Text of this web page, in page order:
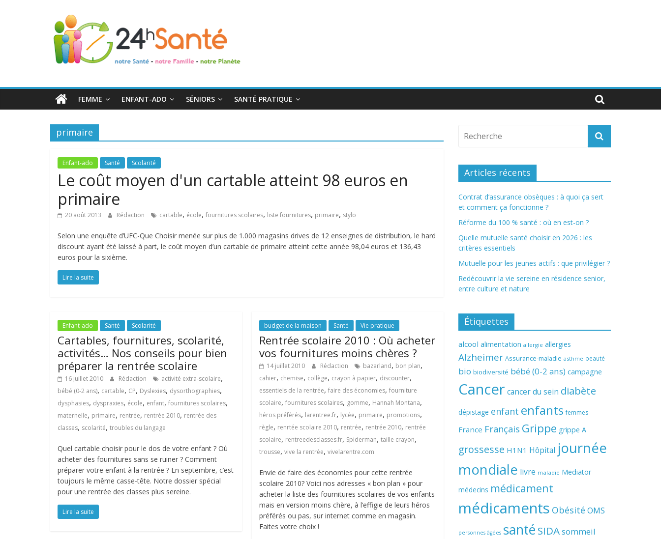
24h
Santé
toute
famille
FEMME ENFANT-ADO SÉNIORS SANTÉ PRATIQUE
primaire
Enfant-ado Santé Scolarité
Le coût moyen d'un cartable atteint 98 euros en
primaire
20 août 2013 Rédaction cartable, école, fournitures scolaires, liste fournitures, primaire, stylo
Selon une enquête d’UFC-Que Choisir menée sur plus de 1.000 magasins drives de 12 enseignes de distribution, le hard
discount ayant été laissé à part, le coût moyen d’un cartable de primaire atteint cette année 98,04 euros et 136,43
euros pour la sixième.
Lire la suite
Enfant-ado Santé Scolarité
Cartables, fournitures, scolarité,
activités… Nos conseils pour bien
préparer la rentrée scolaire
16 juillet 2010 Rédaction activité extra-scolaire,
bébé (0-2 ans), cartable, CP, Dyslexies, dysorthographies,
dysphasies, dyspraxies, école, enfant, fournitures scolaires,
maternelle, primaire, rentrée, rentrée 2010, rentrée des
classes, scolarité, troubles du langage
Quel cartable choisir pour le dos de votre enfant ? Où
acheter des fournitures sans se ruiner ? Comment
préparer votre enfant à la rentrée ? En septembre, c’est
toujours le même casse-tête. Notre dossier spécial
pour une rentrée des classes plus sereine.
Lire la suite
budget de la maison Santé Vie pratique
Rentrée scolaire 2010 : Où acheter
vos fournitures moins chères ?
14 juillet 2010 Rédaction bazarland, bon plan,
cahier, chemise, collège, crayon à papier, discounter,
essentiels de la rentrée,faire des économies,fourniture
scolaire,fournitures scolaires, gomme, Hannah Montana,
héros préférés, larentree.fr, lycée, primaire, promotions,
règle, renrtée scolaire 2010, rentrée, rentrée 2010, rentrée
scolaire, rentreedesclasses.fr, Spiderman,taille crayon,
trousse,vive la rentrée,vivelarentre.com
Envie de faire des économies pour cette rentrée
scolaire 2010? Voici nos adresses « bon plan » pour
acheter la liste des fournitures scolaires de vos enfants
mais en version moins chère, à l’effigie de leurs héros
préférés ou pas, sur internet comme en magasin.
Faites votre choix !
Articles récents
Contrat d’assurance obsèques : à quoi ça sert
et comment ça fonctionne ?
Réforme du 100 % santé : où en est-on ?
Quelle mutuelle santé choisir en 2026 : les
critères essentiels
Mutuelle pour les jeunes actifs : que privilégier ?
Redécouvrir la vie sereine en résidence senior,
entre culture et nature
Étiquettes
alcool alimentation allergie allergies
Alzheimer Assurance-maladie asthme beauté
bio biodiversité bébé (0-2 ans) campagne
Cancer cancer du sein diabète
dépistage enfant enfants femmes
France Français Grippe grippe A
grossesse H1N1 Hôpital journée
mondiale livre maladie Mediator
médecins médicament
médicaments Obésité OMS
personnes âgées santé SIDAsommeil